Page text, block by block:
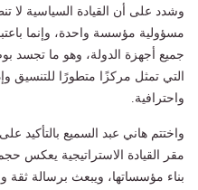
وشدد على أن القيادة السياسية لا
مسؤولية مؤسسة واحدة، وإنما
جميع أجهزة الدولة، وهو ما تجسد
التي تمثل مركزًا متطورًا للتنسيق
واحترافية.
واختتم هاني عبد السميع بالتأكيد
مقر القيادة الاستراتيجية يعكس
بناء مؤسساتها، ويبعث برسالة ثقة